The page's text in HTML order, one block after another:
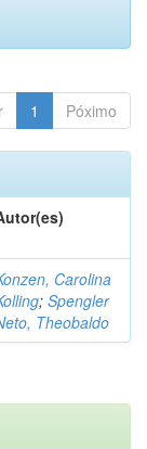
1 Póximo
Carolina
; Spengler
Theobaldo